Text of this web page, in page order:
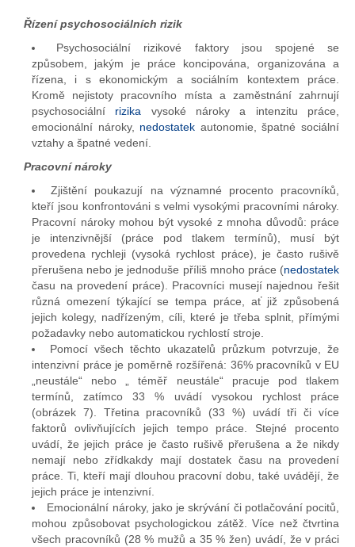
Řízení psychosociálních rizik
Psychosociální rizikové faktory jsou spojené se
způsobem, jakým je práce koncipována, organizována a
řízena, i s ekonomickým a sociálním kontextem práce.
Kromě nejistoty pracovního místa a zaměstnání zahrnují
psychosociální rizika vysoké nároky a intenzitu práce,
emocionální nároky, nedostatek autonomie, špatné sociální
vztahy a špatné vedení.
Pracovní nároky
Zjištění poukazují na významné procento pracovníků,
kteří jsou konfrontováni s velmi vysokými pracovními nároky.
Pracovní nároky mohou být vysoké z mnoha důvodů: práce
je intenzivnější (práce pod tlakem termínů), musí být
provedena rychleji (vysoká rychlost práce), je často rušivě
přerušena nebo je jednoduše příliš mnoho práce (nedostatek
času na provedení práce). Pracovníci musejí najednou řešit
různá omezení týkající se tempa práce, ať již způsobená
jejich kolegy, nadřízeným, cíli, které je třeba splnit, přímými
požadavky nebo automatickou rychlostí stroje.
Pomocí všech těchto ukazatelů průzkum potvrzuje, že
intenzivní práce je poměrně rozšířená: 36% pracovníků v EU
„neustále“ nebo „ téměř neustále“ pracuje pod tlakem
termínů, zatímco 33 % uvádí vysokou rychlost práce
(obrázek 7). Třetina pracovníků (33 %) uvádí tři či více
faktorů ovlivňujících jejich tempo práce. Stejné procento
uvádí, že jejich práce je často rušivě přerušena a že nikdy
nemají nebo zřídkakdy mají dostatek času na provedení
práce. Ti, kteří mají dlouhou pracovní dobu, také uvádějí, že
jejich práce je intenzivní.
Emocionální nároky, jako je skrývání či potlačování pocitů,
mohou způsobovat psychologickou zátěž. Více než čtvrtina
všech pracovníků (28 % mužů a 35 % žen) uvádí, že v práci